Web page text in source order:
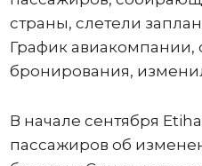
страны, слетели
График авиакомпании,
бронирования,
В начале сентября
пассажиров об